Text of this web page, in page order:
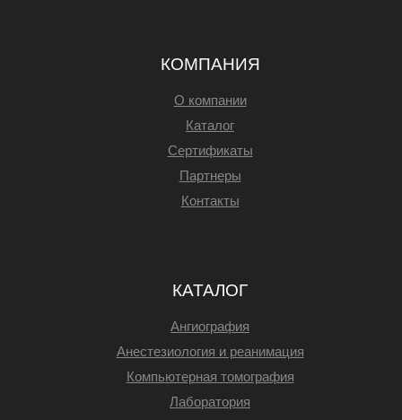
КОМПАНИЯ
О компании
Каталог
Сертификаты
Партнеры
Контакты
КАТАЛОГ
Ангиография
Анестезиология и реанимация
Компьютерная томография
Лаборатория